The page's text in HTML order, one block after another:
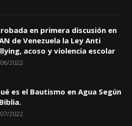
en primera discusión en
de Venezuela la Ley Anti
acoso y violencia escolar
2022
es el Bautismo en Agua Según
2022